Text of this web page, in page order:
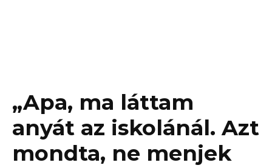
„Apa, ma láttam
anyát az iskolánál. Azt
mondta, ne menjek